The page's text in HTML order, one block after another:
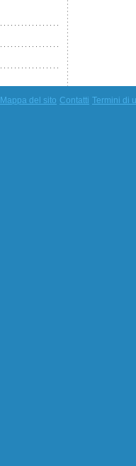
Mappa del sito Contatti Termini di